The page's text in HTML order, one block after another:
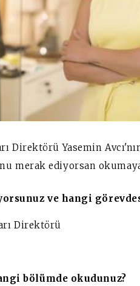
Direktörü Yasemin
merak ediyorsan
ve hangi
Direktörü
bölümde okudunuz?